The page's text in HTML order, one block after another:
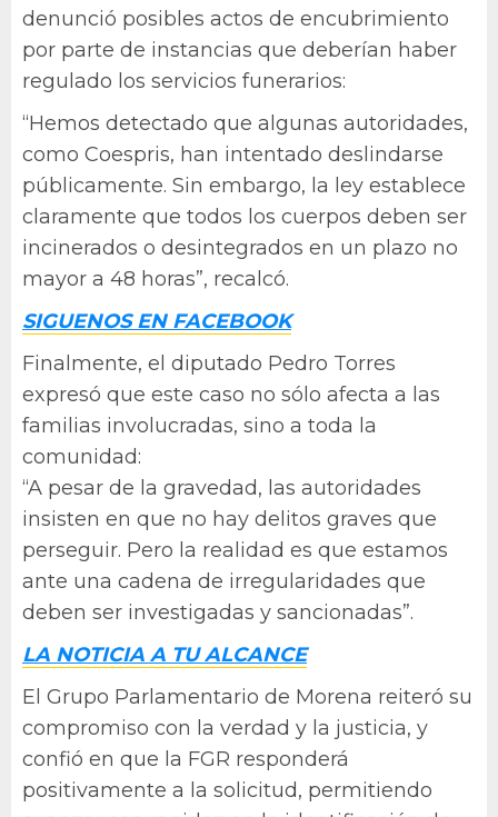
denunció posibles actos de encubrimiento
por parte de instancias que deberían haber
regulado los servicios funerarios:
“Hemos detectado que algunas autoridades,
como Coespris, han intentado deslindarse
públicamente. Sin embargo, la ley establece
claramente que todos los cuerpos deben ser
incinerados o desintegrados en un plazo no
mayor a 48 horas”, recalcó.
SIGUENOS EN FACEBOOK
Finalmente, el diputado Pedro Torres
expresó que este caso no sólo afecta a las
familias involucradas, sino a toda la
comunidad:
“A pesar de la gravedad, las autoridades
insisten en que no hay delitos graves que
perseguir. Pero la realidad es que estamos
ante una cadena de irregularidades que
deben ser investigadas y sancionadas”.
LA NOTICIA A TU ALCANCE
El Grupo Parlamentario de Morena reiteró su
compromiso con la verdad y la justicia, y
confió en que la FGR responderá
positivamente a la solicitud, permitiendo